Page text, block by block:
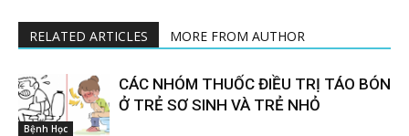
RELATED ARTICLES MORE FROM AUTHOR
Bệnh Học
CÁC NHÓM THUỐC ĐIỀU TRỊ TÁO BÓN
Ở TRẺ SƠ SINH VÀ TRẺ NHỎ